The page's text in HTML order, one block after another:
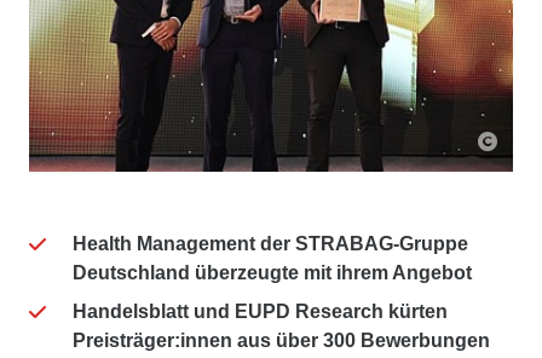
Health Management der STRABAG-Gruppe
Deutschland überzeugte mit ihrem Angebot
Handelsblatt und EUPD Research kürten
Preisträger:innen aus über 300 Bewerbungen